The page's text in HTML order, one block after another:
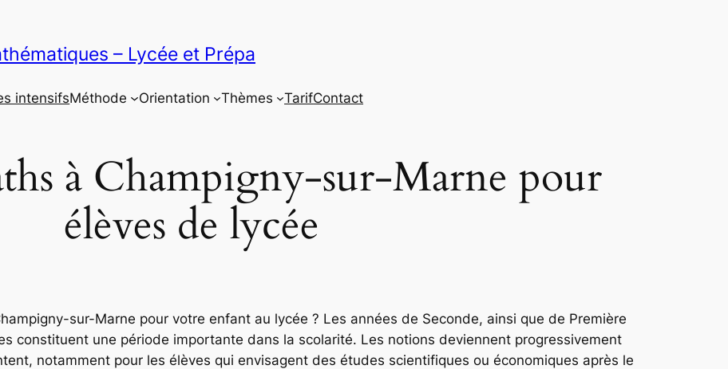
– Lycée et Prépa
intensifsMéthode Orientation Thèmes TarifContact
à Champigny-sur-Marne pour
élèves de lycée
sur-Marne pour votre enfant au lycée ? Les années de Seconde, ainsi que de Première
constituent une période importante dans la scolarité. Les notions deviennent progressivement
notamment pour les élèves qui envisagent des études scientifiques ou économiques après le